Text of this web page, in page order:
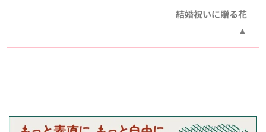
結婚祝いに贈る花